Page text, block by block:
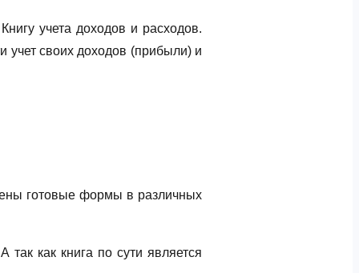
учета доходов и расходов.
учет своих доходов (прибыли) и
готовые формы в различных
как книга по сути является